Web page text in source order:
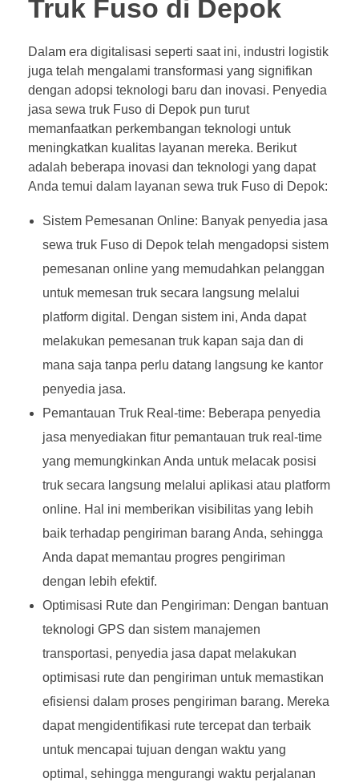
Truk Fuso di Depok
Dalam era digitalisasi seperti saat ini, industri logistik
juga telah mengalami transformasi yang signifikan
dengan adopsi teknologi baru dan inovasi. Penyedia
jasa sewa truk Fuso di Depok pun turut
memanfaatkan perkembangan teknologi untuk
meningkatkan kualitas layanan mereka. Berikut
adalah beberapa inovasi dan teknologi yang dapat
Anda temui dalam layanan sewa truk Fuso di Depok:
Sistem Pemesanan Online: Banyak penyedia jasa
sewa truk Fuso di Depok telah mengadopsi sistem
pemesanan online yang memudahkan pelanggan
untuk memesan truk secara langsung melalui
platform digital. Dengan sistem ini, Anda dapat
melakukan pemesanan truk kapan saja dan di
mana saja tanpa perlu datang langsung ke kantor
penyedia jasa.
Pemantauan Truk Real-time: Beberapa penyedia
jasa menyediakan fitur pemantauan truk real-time
yang memungkinkan Anda untuk melacak posisi
truk secara langsung melalui aplikasi atau platform
online. Hal ini memberikan visibilitas yang lebih
baik terhadap pengiriman barang Anda, sehingga
Anda dapat memantau progres pengiriman
dengan lebih efektif.
Optimisasi Rute dan Pengiriman: Dengan bantuan
teknologi GPS dan sistem manajemen
transportasi, penyedia jasa dapat melakukan
optimisasi rute dan pengiriman untuk memastikan
efisiensi dalam proses pengiriman barang. Mereka
dapat mengidentifikasi rute tercepat dan terbaik
untuk mencapai tujuan dengan waktu yang
optimal, sehingga mengurangi waktu perjalanan